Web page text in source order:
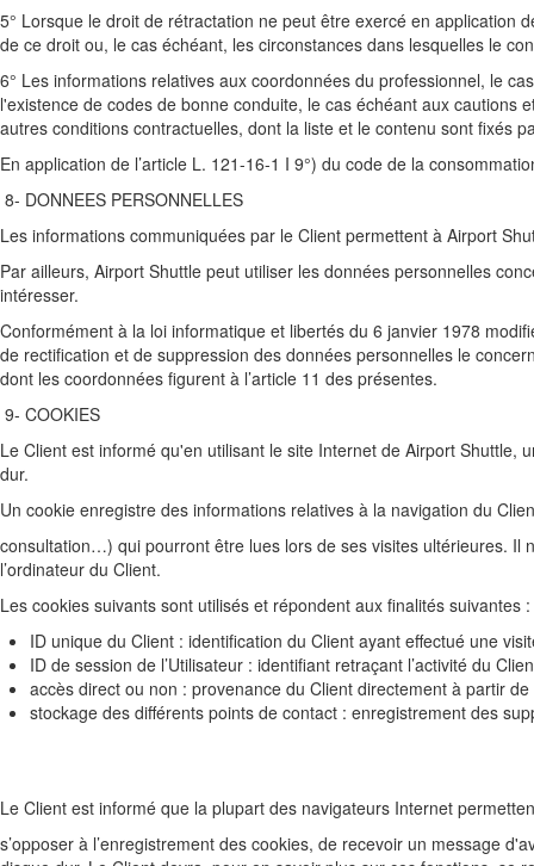
5° Lorsque le droit de rétractation ne peut être exercé en application
de ce droit ou, le cas échéant, les circonstances dans lesquelles le
6° Les informations relatives aux coordonnées du professionnel, le
l'existence de codes de bonne conduite, le cas échéant aux
autres conditions contractuelles, dont la liste et le contenu sont fixés
En application de l’article L. 121-16-1 I 9°) du code de la
8- DONNEES PERSONNELLES
Les informations communiquées par le Client permettent à Airport
Par ailleurs, Airport Shuttle peut utiliser les données personnelles
intéresser.
Conformément à la loi informatique et libertés du 6 janvier 1978
de rectification et de suppression des données personnelles le
dont les coordonnées figurent à l’article 11 des présentes.
9- COOKIES
Le Client est informé qu'en utilisant le site Internet de Airport
dur.
Un cookie enregistre des informations relatives à la navigation du
consultation…) qui pourront être lues lors de ses visites ultérieures. Il
l’ordinateur du Client.
Les cookies suivants sont utilisés et répondent aux finalités suivantes :
ID unique du Client : identification du Client ayant effectué une
ID de session de l’Utilisateur : identifiant retraçant l’activité du
accès direct ou non : provenance du Client directement à partir de
stockage des différents points de contact : enregistrement des
Le Client est informé que la plupart des navigateurs Internet
s’opposer à l’enregistrement des cookies, de recevoir un message